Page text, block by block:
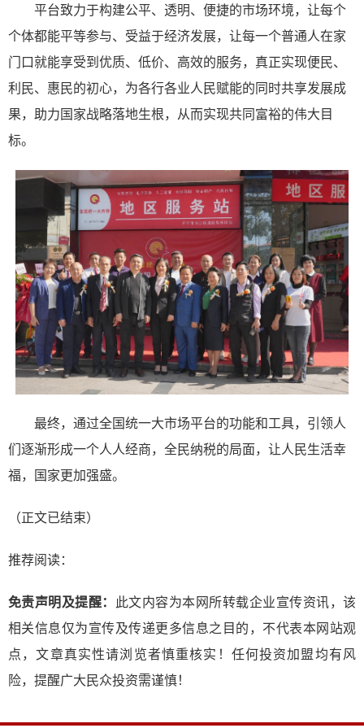
平台致力于构建公平、透明、便捷的市场环境，让每个
个体都能平等参与、受益于经济发展，让每一个普通人在家
门口就能享受到优质、低价、高效的服务，真正实现便民、
利民、惠民的初心，为各行各业人民赋能的同时共享发展成
果，助力国家战略落地生根，从而实现共同富裕的伟大目
标。
最终，通过全国统一大市场平台的功能和工具，引领人
们逐渐形成一个人人经商，全民纳税的局面，让人民生活幸
福，国家更加强盛。
（正文已结束）
推荐阅读：
免责声明及提醒：
此文内容为本网所转载企业宣传资讯，该
相关信息仅为宣传及传递更多信息之目的，不代表本网站观
点，文章真实性请浏览者慎重核实！任何投资加盟均有风
险，提醒广大民众投资需谨慎！